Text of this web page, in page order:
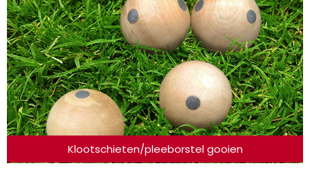
Klootschieten/pleeborstel gooien